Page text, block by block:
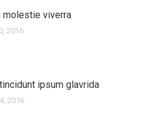
molestie viverra
2016
ipsum glavrida
2016